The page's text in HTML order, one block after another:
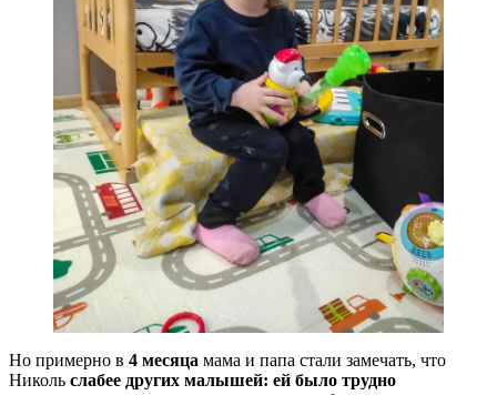
Но примерно в 4 месяца мама и папа стали замечать, что
Николь слабее других малышей: ей было трудно